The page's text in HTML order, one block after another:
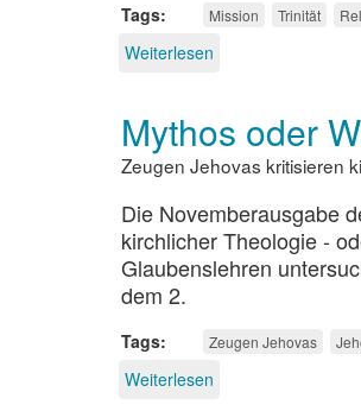
Tags Mission Trinität
Weiterlesen
dreieinigen
Gottes
Mythos oder
Zeugen Jehovas kritisieren
Die Novemberausgabe
kirchlicher Theologie -
Glaubenslehren
dem 2.
Tags Zeugen Jehovas
Weiterlesen